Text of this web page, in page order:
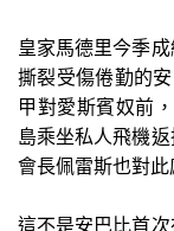
皇家馬德里今季
撕裂受傷倦勤的
甲對愛斯賓奴前
島乘坐私人飛機
會長佩雷斯也對此
這不是安巴比首